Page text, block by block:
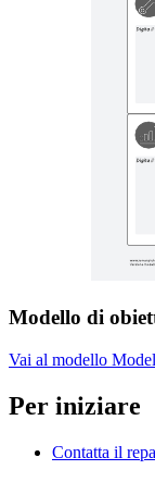
Modello di
Vai al modello
Per iniziare
Contatta il